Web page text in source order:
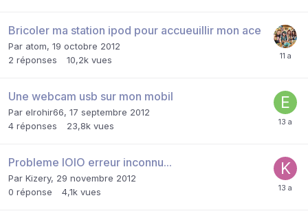
Bricoler ma station ipod pour accueuillir mon ace
Par atom, 19 octobre 2012
2 réponses 10,2k vues
Une webcam usb sur mon mobil
Par elrohir66, 17 septembre 2012
4 réponses 23,8k vues
Probleme IOIO erreur inconnu...
Par Kizery, 29 novembre 2012
0 réponse 4,1k vues